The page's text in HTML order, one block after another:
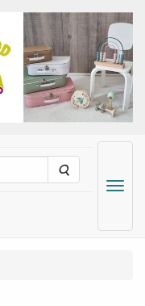
Zoeken
Menu